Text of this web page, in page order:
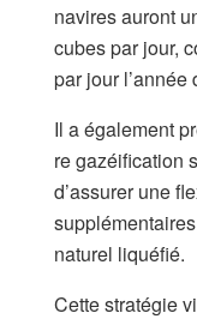
navires auront
cubes par jour,
par jour l’année
Il a également
re gazéification
d’assurer une
naturel liquéfié.
Cette stratégie